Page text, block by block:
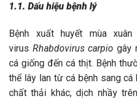
1.1. Dấu hiệu bệnh lý
Bệnh xuất huyết mùa
virus Rhabdovirus carpio gây
cá giống đến cá thịt. Bệnh
thể lây lan từ cá bệnh sang
chất thải khác, dịch nhầy